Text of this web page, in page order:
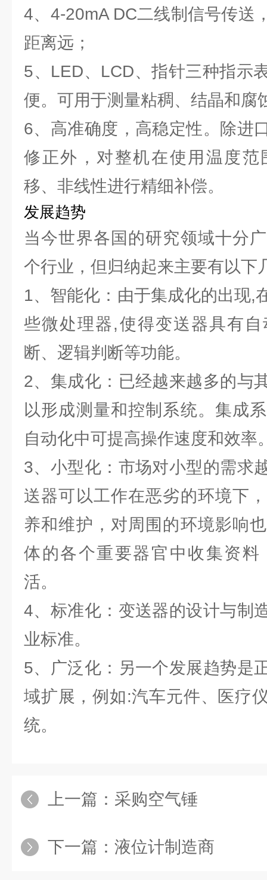
4、4-20mA DC二线制信号传送
距离远；
5、LED、LCD、指针三种指示
便。可用于测量粘稠、结晶和腐
6、高准确度，高稳定性。除进
修正外，对整机在使用温度范
移、非线性进行精细补偿。
发展趋势
当今世界各国的研究领域十分
个行业，但归纳起来主要有以下
1、智能化：由于集成化的出现,
些微处理器,使得变送器具有
断、逻辑判断等功能。
2、集成化：已经越来越多的与
以形成测量和控制系统。集成
自动化中可提高操作速度和效率
3、小型化：市场对小型的需求
送器可以工作在恶劣的环境下
养和维护，对周围的环境影响
体的各个重要器官中收集资料
活。
4、标准化：变送器的设计与制
业标准。
5、广泛化：另一个发展趋势是
域扩展，例如:汽车元件、医疗
统。
上一篇： 采购空气锤
下一篇： 液位计制造商